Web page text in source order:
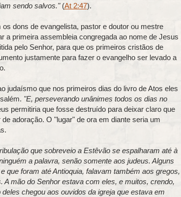
sendo salvos."(At 2:47).
dons de evangelista, pastor e doutor ou mestre
a primeira assembleia congregada ao nome de Jesus
pelo Senhor, para que os primeiros cristãos de
justamente para fazer o evangelho ser levado a
judaísmo que nos primeiros dias do livro de Atos eles
"E, perseverando unânimes todos os dias no
permitiria que fosse destruído para deixar claro que
adoração. O "lugar" de ora em diante seria um
que sobreveio a Estêvão se espalharam até à
a palavra, senão somente aos judeus. Alguns
que foram até Antioquia, falavam também aos gregos,
mão do Senhor estava com eles, e muitos, crendo,
chegou aos ouvidos da igreja que estava em